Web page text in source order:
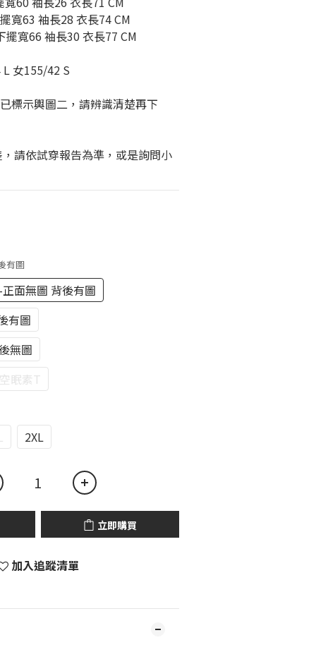
寬63 袖長28 衣長74 CM
擺寬66 袖長30 衣長77 CM
女155/42 S
標示輿圖二，請辨識清楚再下
請依試穿報告為準，或是詢問小
有圖
面無圖 背後有圖
有圖
無圖
眠素T
2XL
立即購買
加入追蹤清單